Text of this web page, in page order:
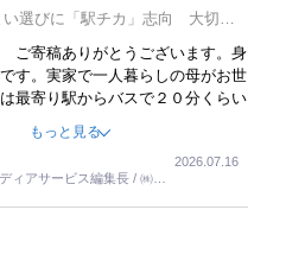
解してもらっていることです。
もするプレミアムヨーグルトを
、社内に懸念もあったそうです。
場に都内ナンバーの高級外車が停
目をつけ、高級商品でも売れると
。今回の記事を懐かしく読みまし
い選びに「駅チカ」志向 大切な
なる暮らし
ご寄稿ありがとうございます。身
す。実家で一人暮らしの母がお世
最寄り駅からバスで２０分くらい
まいから近いという理由で、その
ですが、私と妹にとっては、半日
ニアの住まい選びは、当人だけで
る家族の足の便も考えない外池な
もっと見る
ィアサービス編集長 / ㈱ツ
2026.07.16